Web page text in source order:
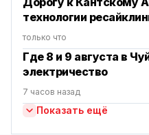
технологии
только что
Где 8 и 9 августа в
электричество
7 часов назад
Показать ещё